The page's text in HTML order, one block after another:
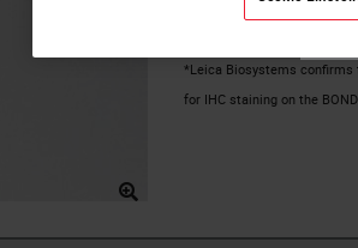
the Apex BOND
*Leica Biosystems confirms
for IHC staining on the